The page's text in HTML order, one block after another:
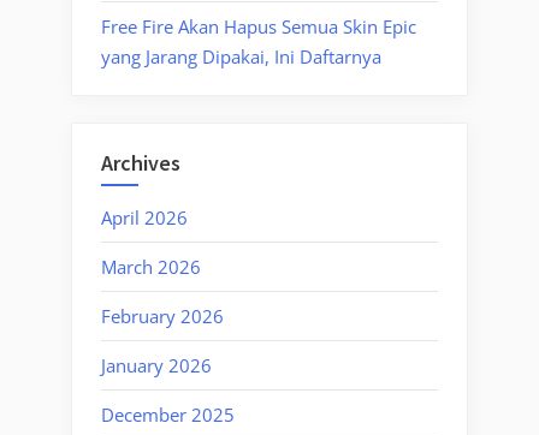
Free Fire Akan Hapus Semua Skin Epic
yang Jarang Dipakai, Ini Daftarnya
Archives
April 2026
March 2026
February 2026
January 2026
December 2025